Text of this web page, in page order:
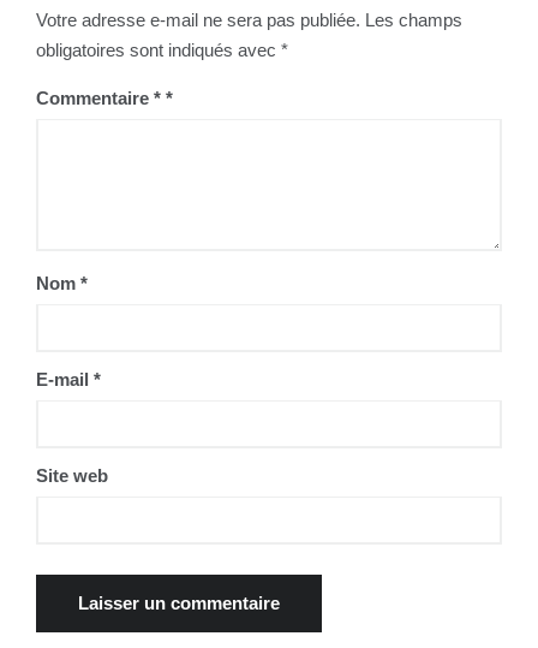
Votre adresse e-mail ne sera pas publiée. Les champs
obligatoires sont indiqués avec *
Commentaire *
Nom *
E-mail *
Site web